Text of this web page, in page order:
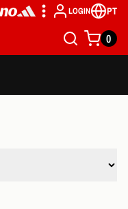
LOGIN PT
0